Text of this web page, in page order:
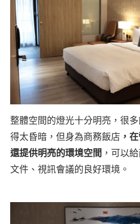
整體空間的燈光十分明亮，很
得太昏暗，但身為商務飯店 ，
還提供明亮的環境空間 ，可以
文件、視訊會議的良好環境。